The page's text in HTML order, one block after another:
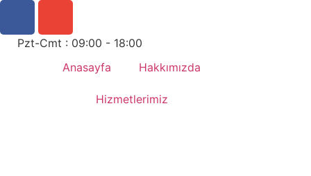
Pzt-Cmt : 09:00 - 18:00
Anasayfa
Hakkımızda
Hizmetlerimiz